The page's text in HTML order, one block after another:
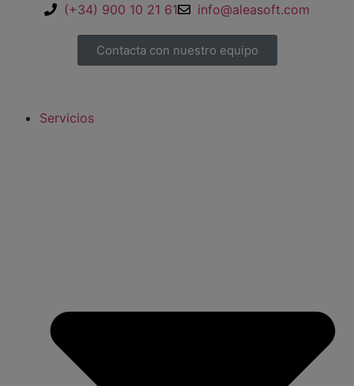
(+34) 900 10 21 61 info@aleasoft.com
Contacta con nuestro equipo
Servicios